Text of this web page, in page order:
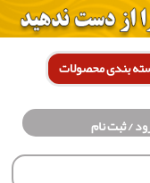
محصولات
نام